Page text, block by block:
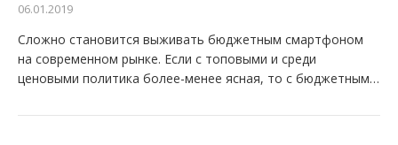
06.01.2019
Сложно становится выживать бюджетным смартфоном
на современном рынке. Если с топовыми и среди
ценовыми политика более-менее ясная, то с бюджетным…